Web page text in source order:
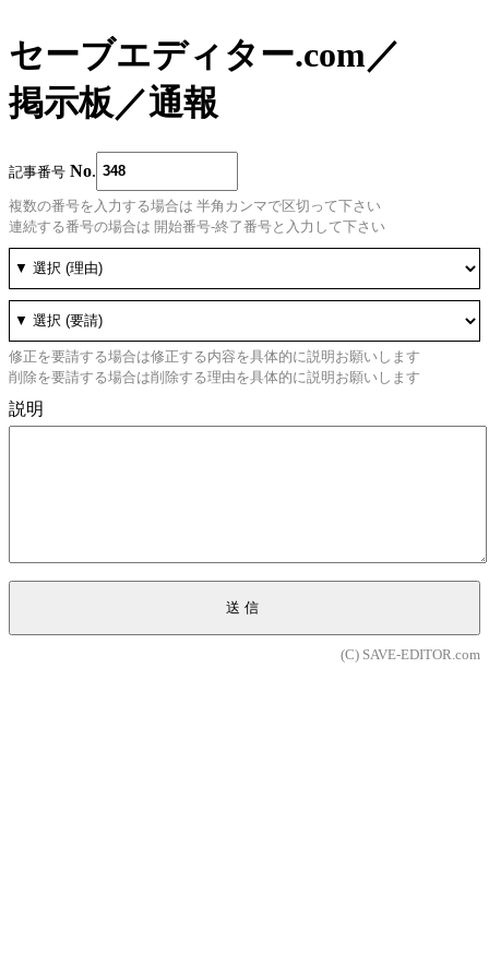
セーブエディター.com／
掲示板／通報
記事番号 No
複数の番号を入力する場合は 半角カンマで区切って下さい
連続する番号の場合は 開始番号-終了番号と入力して下さい
修正を要請する場合は修正する内容を具体的に説明お願いします
削除を要請する場合は削除する理由を具体的に説明お願いします
説明
送信
(C) SAVE-EDITOR.com